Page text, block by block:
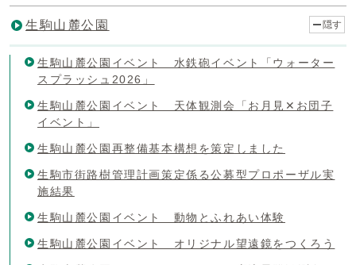
生駒山麓公園 隠す
生駒山麓公園イベント 水鉄砲イベント「ウォーター
スプラッシュ2026」
生駒山麓公園イベント 天体観測会「お月見✕お団子
イベント」
生駒山麓公園再整備基本構想を策定しました
生駒市街路樹管理計画策定係る公募型プロポーザル実
施結果
生駒山麓公園イベント 動物とふれあい体験
生駒山麓公園イベント オリジナル望遠鏡をつくろう